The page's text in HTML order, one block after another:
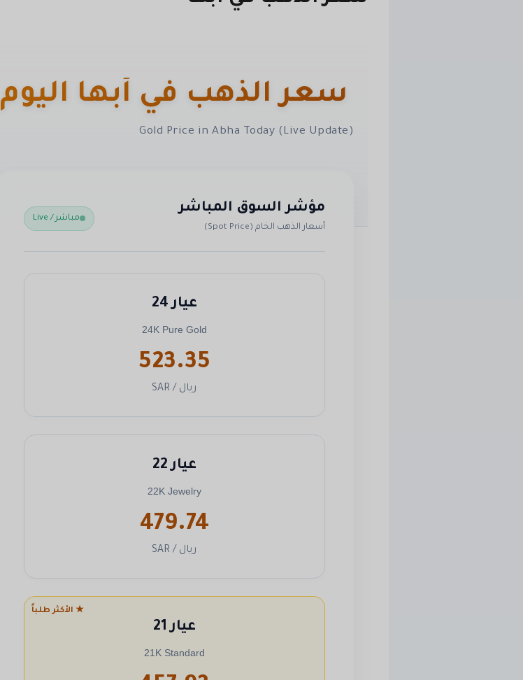
سعر الذهب في أبها اليوم
Gold Price in Abha Today (Live Update)
مؤشر السوق المباشر
أسعار الذهب الخام (Spot Price)
مباشر / Live
عيار 24
24K Pure Gold
523.35
ريال / SAR
عيار 22
22K Jewelry
479.74
ريال / SAR
★ الأكثر طلباً
عيار 21
21K Standard